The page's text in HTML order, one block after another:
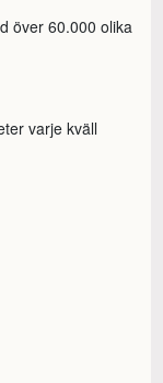
över 60.000 olika
varje kväll